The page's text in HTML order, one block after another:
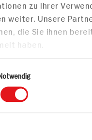
zu Ihrer
weiter. Unsere
die Sie ihnen
haben.